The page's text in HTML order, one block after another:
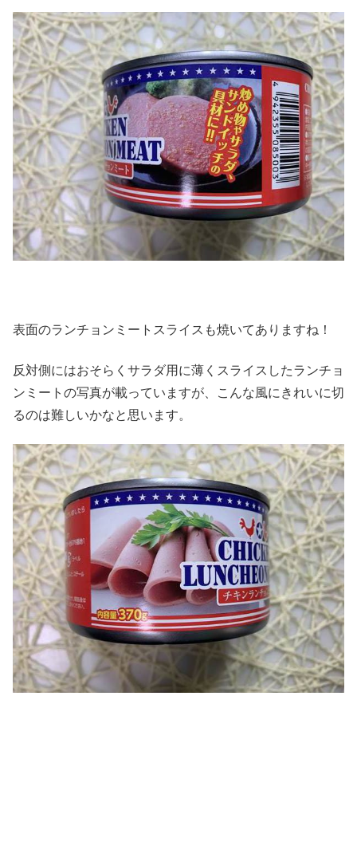
表面のランチョンミートスライスも焼いてありますね！
反対側にはおそらくサラダ用に薄くスライスしたランチョ
ンミートの写真が載っていますが、こんな風にきれいに切
るのは難しいかなと思います。